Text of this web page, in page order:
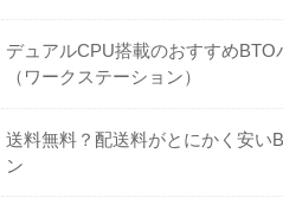
デュアルCPU搭載のおすすめBTO
（ワークステーション）
送料無料？配送料がとにかく安い
ン